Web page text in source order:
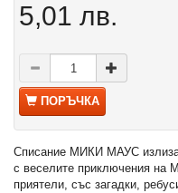
5,01 лв.
ПОРЪЧКА
Списание МИКИ МАУС излиза
с веселите приключения на
приятели, със загадки,